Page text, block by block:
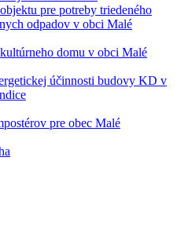
pre potreby triedeného
odpadov v obci Malé
domu v obci Malé
účinnosti budovy KD v
pre obec Malé